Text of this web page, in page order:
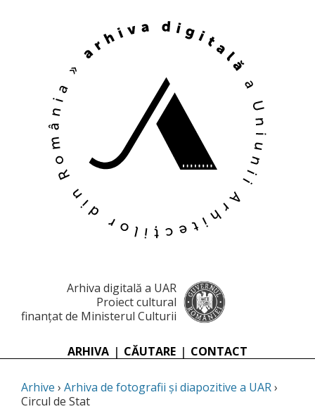
Arhiva digitală a UAR
Proiect cultural
finanțat de Ministerul Culturii
ARHIVA | CĂUTARE | CONTACT
Arhive › Arhiva de fotografii și diapozitive a UAR›
Circul de Stat